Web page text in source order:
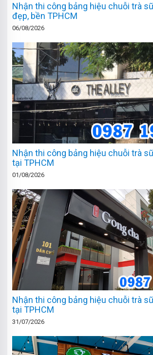
Nhận thi công bảng hiệu chuỗi trà
đẹp, bền TPHCM
06/08/2026
Nhận thi công bảng hiệu chuỗi trà
tại TPHCM
01/08/2026
Nhận thi công bảng hiệu chuỗi trà
tại TPHCM
31/07/2026